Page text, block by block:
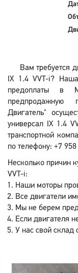
Вам требуется
IX 1.4 VVT-i?
предоплаты в
предпродажную
Двигатель"
универсал IX 1.4
транспортной
по телефону: +7
Несколько причин
VVT-i:
Наши моторы
Все двигатели
Мы не берем
Если двигателя
У нас свой склад